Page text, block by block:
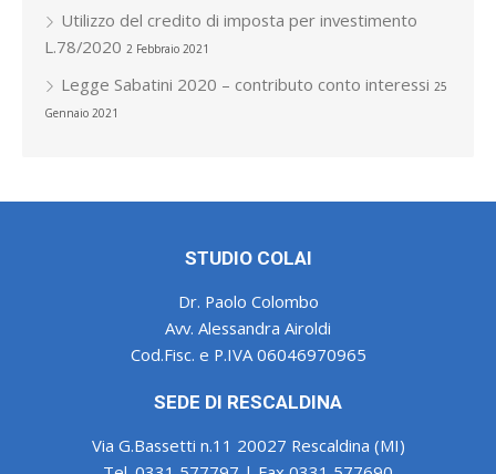
Utilizzo del credito di imposta per investimento
L.78/2020 2 Febbraio 2021
Legge Sabatini 2020 – contributo conto interessi 25
Gennaio 2021
STUDIO COLAI
Dr. Paolo Colombo
Avv. Alessandra Airoldi
Cod.Fisc. e P.IVA 06046970965
SEDE DI RESCALDINA
Via G.Bassetti n.11 20027 Rescaldina (MI)